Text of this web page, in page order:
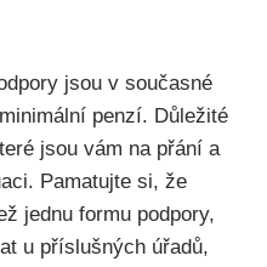
jsou v současné
penzí. Důležité
jsou vám na přání a
Pamatujte si, že
jednu formu podpory,
u příslušných úřadů,